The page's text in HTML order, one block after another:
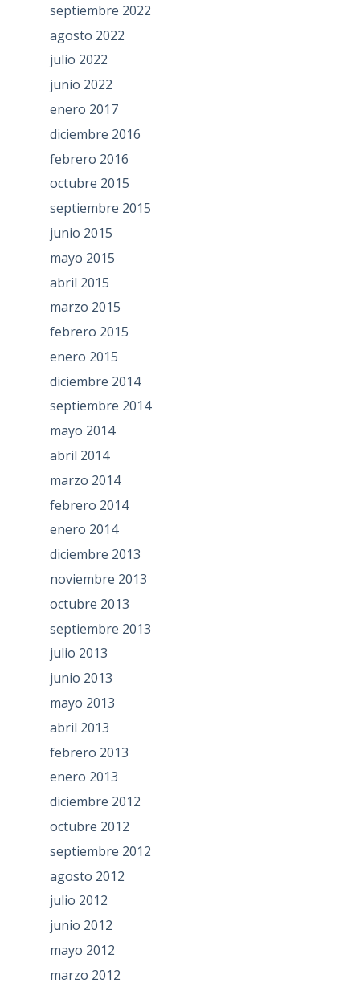
septiembre 2022
agosto 2022
julio 2022
junio 2022
enero 2017
diciembre 2016
febrero 2016
octubre 2015
septiembre 2015
junio 2015
mayo 2015
abril 2015
marzo 2015
febrero 2015
enero 2015
diciembre 2014
septiembre 2014
mayo 2014
abril 2014
marzo 2014
febrero 2014
enero 2014
diciembre 2013
noviembre 2013
octubre 2013
septiembre 2013
julio 2013
junio 2013
mayo 2013
abril 2013
febrero 2013
enero 2013
diciembre 2012
octubre 2012
septiembre 2012
agosto 2012
julio 2012
junio 2012
mayo 2012
marzo 2012